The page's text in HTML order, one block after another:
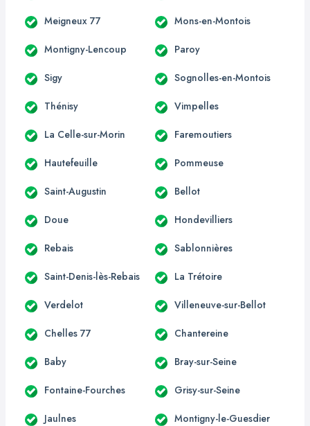
Meigneux 77 Mons-en-Montois
Montigny-Lencoup Paroy
Sigy Sognolles-en-Montois
Thénisy Vimpelles
La Celle-sur-Morin Faremoutiers
Hautefeuille Pommeuse
Saint-Augustin Bellot
Doue Hondevilliers
Rebais Sablonnières
Saint-Denis-lès-Rebais La Trétoire
Verdelot Villeneuve-sur-Bellot
Chelles 77 Chantereine
Baby Bray-sur-Seine
Fontaine-Fourches Grisy-sur-Seine
Jaulnes Montigny-le-Guesdier